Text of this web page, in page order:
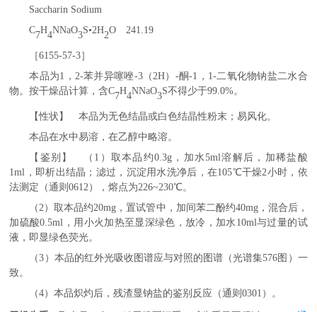
Saccharin Sodium
C7H4NNaO3S•2H2O 241.19
［6155-57-3］
本品为1，2-苯并异噻唑-3（2H）-酮-1，1-二氧化物钠盐二水合
物。按干燥品计算，含C7H4NNaO3S不得少于99.0%。
【性状】 本品为无色结晶或白色结晶性粉末；易风化。
本品在水中易溶，在乙醇中略溶。
【鉴别】 （ 1）取本品约0.3g，加水5ml溶解后，加稀盐酸
1ml，即析出结晶；滤过，沉淀用水洗净后，在105℃干燥2小时，依
法测定（通则0612），熔点为226~230℃。
（2）取本品约20mg，置试管中，加间苯二酚约40mg，混合后，
加硫酸0.5ml，用小火加热至显深绿色，放冷，加水10ml与过量的试
液，即显绿色荧光。
（3）本品的红外光吸收图谱应与对照的图谱（光谱集576图）一
致。
（4）本品炽灼后，残渣显钠盐的鉴别反应（通则0301 ）。